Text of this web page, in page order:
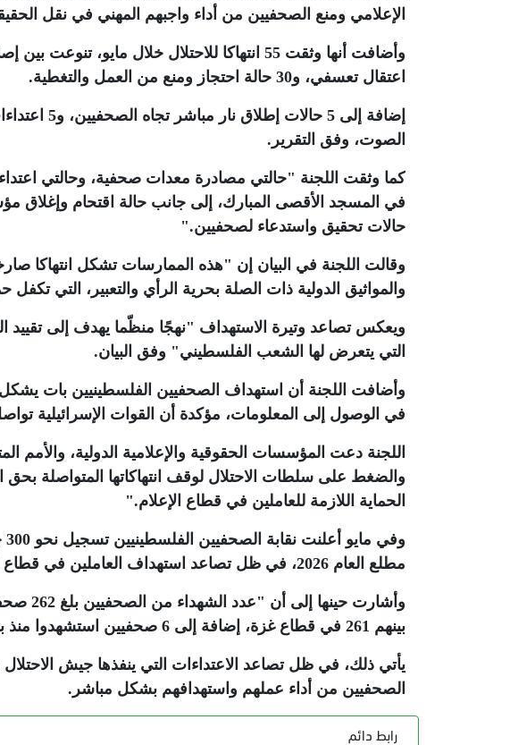
الإعلامي ومنع الصحفيين من أداء واجبهم المهني في نقل
وأضافت أنها وثقت 55 انتهاكا للاحتلال خلال
اعتقال تعسفي، و30 حالة احتجاز ومنع من العمل والتغطية
.
إضافة إلى
الصوت، وفق التقرير .
كما وثقت اللجنة "حالتي مصادرة معدات صحفية، وحالتي
في المسجد الأقصى المبارك، إلى جانب حالة اقتحام وإغلاق
حالات تحقيق واستدعاء لصحفيين".
وقالت اللجنة في البيان إن "هذه الممارسات تشكل انتهاكا
والمواثيق الدولية ذات الصلة بحرية الرأي والتعبير، التي تكفل
ويعكس تصاعد وتيرة الاستهداف "نهجًا منظّما يهدف إلى تقييد
التي يتعرض لها الشعب الفلسطيني" وفق البيان.
وأضافت اللجنة أن استهداف الصحفيين الفلسطينيين بات
في الوصول إلى المعلومات، مؤكدة أن القوات الإسرائيلية
اللجنة دعت المؤسسات الحقوقية والإعلامية الدولية، والأمم
والضغط على سلطات الاحتلال لوقف انتهاكاتها المتواصلة بحق
الحماية اللازمة للعاملين في قطاع الإعلام".
مطلع العام 2026، في ظل تصاعد استهداف العاملين في قطاع الإعلام
بينهم 261 في قطاع غزة، إضافة إلى 6 صحفيين استشهدوا منذ بداية 2026
يأتي ذلك، في ظل تصاعد الاعتداءات التي ينفذها جيش
الصحفيين من أداء عملهم واستهدافهم بشكل مباشر .
رابط دائم